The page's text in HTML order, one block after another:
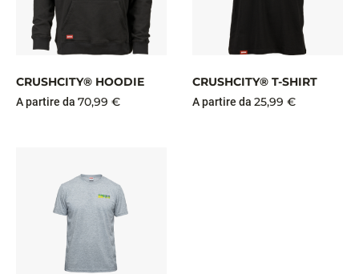
CRUSHCITY® HOODIE
A partire da 70,99 €
CRUSHCITY® T-SHIRT
A partire da 25,99 €